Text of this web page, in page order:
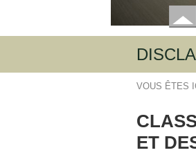
VOUS ÊTES
ET